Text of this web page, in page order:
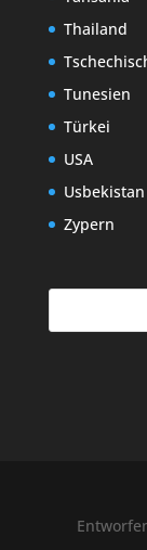
Thailand
Tunesien
Türkei
USA
Usbekistan
Zypern